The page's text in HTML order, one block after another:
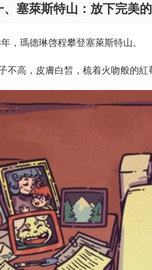
、塞萊斯特山：放下完美
，瑪德琳啓程攀登塞萊斯特山。
不高，皮膚白皙，梳着火吻般的